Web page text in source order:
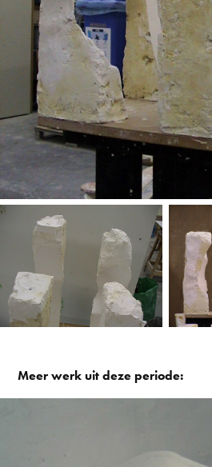
Meer werk uit deze periode: